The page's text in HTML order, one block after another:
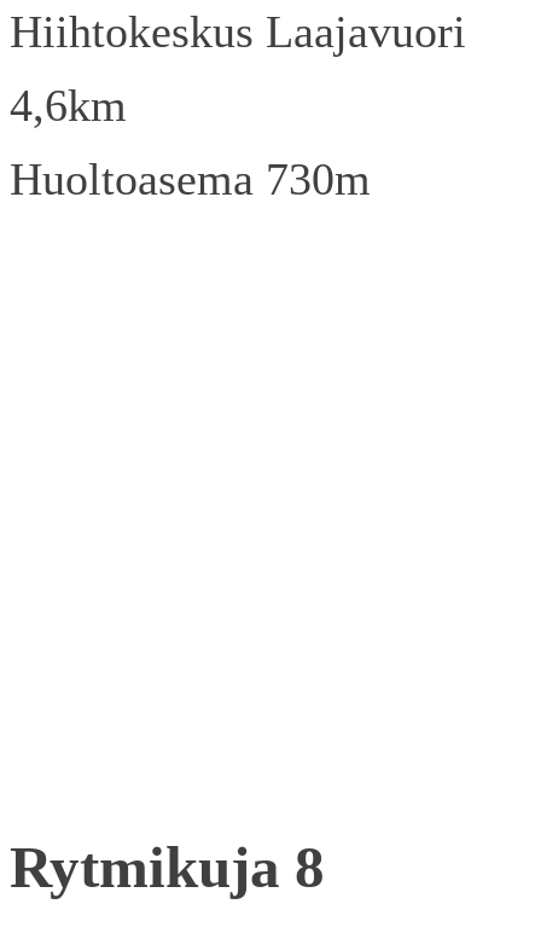
Hiihtokeskus Laajavuori
4,6km
Huoltoasema 730m
Rytmikuja 8